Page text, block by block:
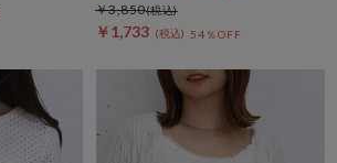
￥1,733 54％OFF
￥3,850